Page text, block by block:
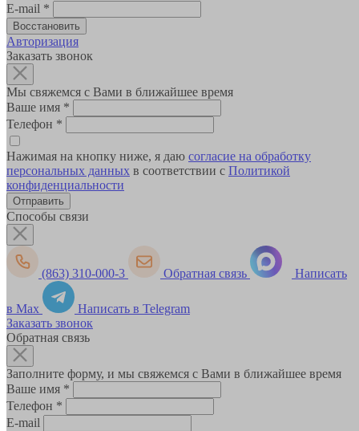
E-mail *
Авторизация
Заказать звонок
Мы свяжемся с Вами в ближайшее время
Ваше имя *
Телефон *
Нажимая на кнопку ниже, я даю согласие на обработку
персональных данных в соответствии с Политикой
конфиденциальности
Способы связи
(863) 310-000-3 Обратная связь Написать
в Max
Написать в Telegram
Заказать звонок
Обратная связь
Заполните форму, и мы свяжемся с Вами в ближайшее время
Ваше имя *
Телефон *
E-mail